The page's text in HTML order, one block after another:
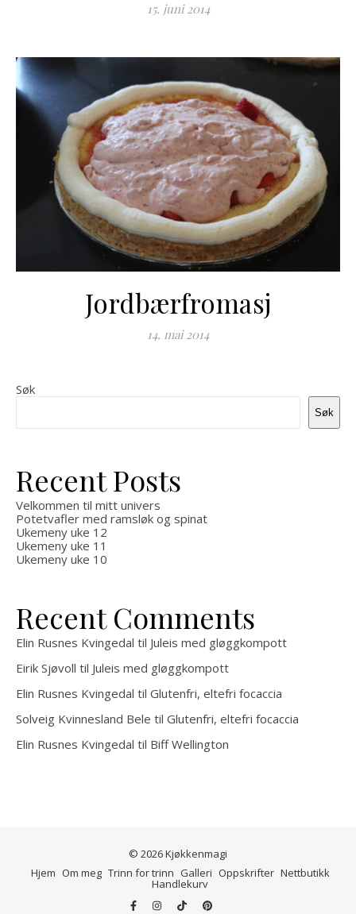
15. juni 2014
Jordbærfromasj
14. mai 2014
Søk
Søk
Recent Posts
Velkommen til mitt univers
Potetvafler med ramsløk og spinat
Ukemeny uke 12
Ukemeny uke 11
Ukemeny uke 10
Recent Comments
Elin Rusnes Kvingedal til Juleis med gløggkompott
Eirik Sjøvoll til Juleis med gløggkompott
Elin Rusnes Kvingedal til Glutenfri, eltefri focaccia
Solveig Kvinnesland Bele til Glutenfri, eltefri focaccia
Elin Rusnes Kvingedal til Biff Wellington
© 2026 Kjøkkenmagi
Hjem Om meg Trinn for trinn Galleri Oppskrifter Nettbutikk
Handlekurv